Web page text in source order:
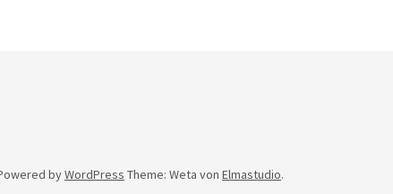
byWordPress Theme: Weta von Elmastudio.